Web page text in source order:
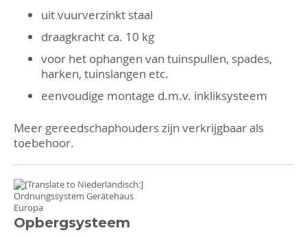
uit vuurverzinkt staal
draagkracht ca. 10 kg
voor het ophangen van tuinspullen, spades,
harken, tuinslangen etc.
eenvoudige montage d.m.v. inkliksysteem
Meer gereedschaphouders zijn verkrijgbaarals
toebehoor.
Opbergsysteem